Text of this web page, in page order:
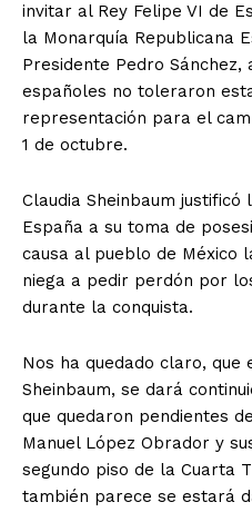
invitar al Rey Felipe VI de
la Monarquía Republicana
Presidente Pedro
españoles no toleraron
representación para el
1 de octubre.
Claudia Sheinbaum justificó
España a su toma de
causa al pueblo de México
niega a pedir perdón por
durante la conquista.
Nos ha quedado claro, que
Sheinbaum, se dará
que quedaron pendientes
Manuel López Obrador y
segundo piso de la Cuarta
también parece se estará